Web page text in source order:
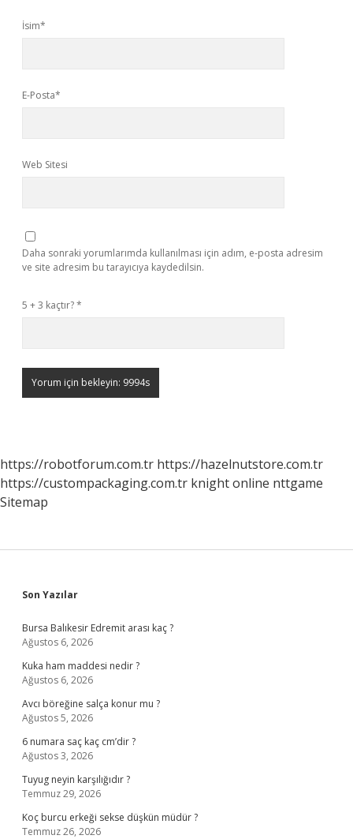
İsim*
E-Posta*
Web Sitesi
Daha sonraki yorumlarımda kullanılması için adım, e-posta adresim
ve site adresim bu tarayıcıya kaydedilsin.
5 + 3 kaçtır?*
https://robotforum.com.tr https://hazelnutstore.com.tr
https://custompackaging.com.tr knight online nttgame
Sitemap
Sidebar
Son Yazılar
Bursa Balıkesir Edremit arası kaç ?
Ağustos 6, 2026
Kuka ham maddesi nedir ?
Ağustos 6, 2026
Avcı böreğine salça konur mu ?
Ağustos 5, 2026
6 numara saç kaç cm’dir ?
Ağustos 3, 2026
Tuyug neyin karşılığıdır ?
Temmuz 29, 2026
Koç burcu erkeği sekse düşkün müdür ?
Temmuz 26, 2026